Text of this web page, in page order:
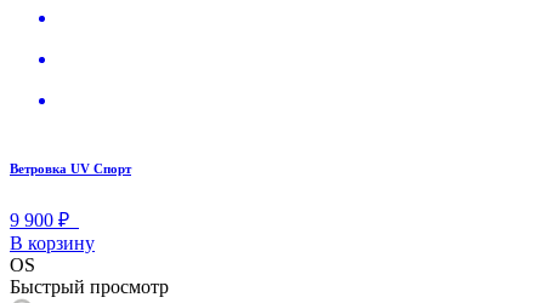
Ветровка UV Спорт
9 900 ₽
В корзину
OS
Быстрый просмотр